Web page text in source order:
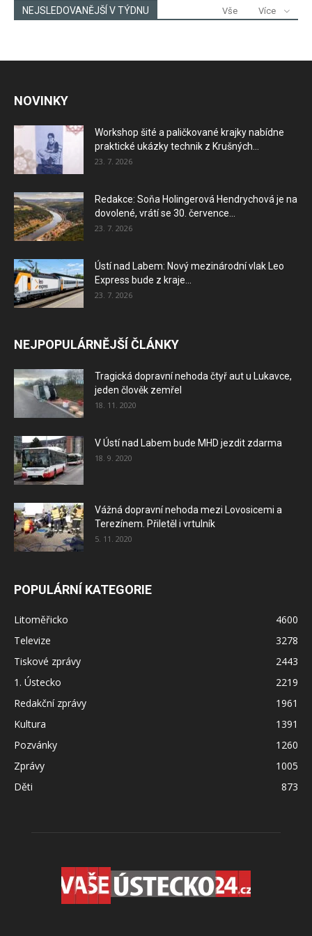
NEJSLEDOVANĚJŠÍ V TÝDNU Vše Více
NOVINKY
Workshop šité a paličkované krajky nabídne
praktické ukázky technik z Krušných...
23. 7. 2026
Redakce: Soňa Holingerová Hendrychová je na
dovolené, vrátí se 30. července...
23. 7. 2026
Ústí nad Labem: Nový mezinárodní vlak Leo
Express bude z kraje...
23. 7. 2026
NEJPOPULÁRNĚJŠÍ ČLÁNKY
Tragická dopravní nehoda čtyř aut u Lukavce,
jeden člověk zemřel
18. 11. 2020
V Ústí nad Labem bude MHD jezdit zdarma
18. 9. 2020
Vážná dopravní nehoda mezi Lovosicemi a
Terezínem. Přiletěl i vrtulník
5. 11. 2020
POPULÁRNÍ KATEGORIE
Litoměřicko
4600
Televize
3278
Tiskové zprávy
2443
1. Ústecko
2219
Redakční zprávy
1961
Kultura
1391
Pozvánky
1260
Zprávy
1005
Děti
873